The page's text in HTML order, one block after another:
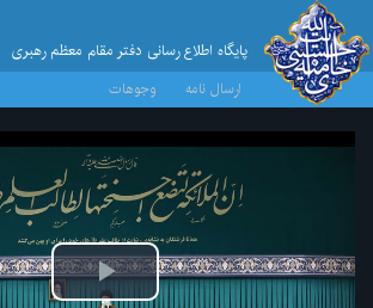
پایگاه اطلاع رسانی دفتر مقام معظم رهبری
ارسال نامه
وجوهات